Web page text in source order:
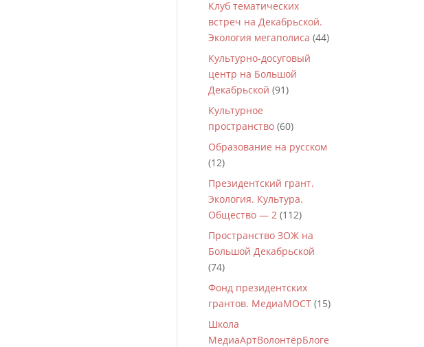
Клуб тематических
встреч на Декабрьской.
Экология мегаполиса (44)
Культурно-досуговый
центр на Большой
Декабрьской (91)
Культурное
пространство (60)
Образование на русском
(12)
Президентский грант.
Экология. Культура.
Общество — 2 (112)
Пространство ЗОЖ на
Большой Декабрьской
(74)
Фонд президентских
грантов. МедиаМОСТ (15)
Школа
МедиаАртВолонтёрБлоге